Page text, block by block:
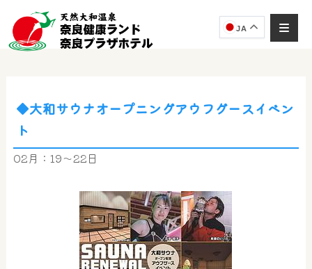
JA
◆大和サウナオープニングアウフグースイベン
ト
02月：19～22日